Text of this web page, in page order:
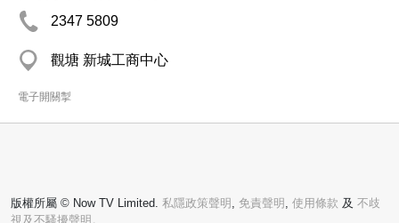
2347 5809
觀塘 新城工商中心
電子開關掣
版權所屬 © Now TV Limited. 私隱政策聲明 , 免責聲明 , 使用條款 及 不歧
視及不騷擾聲明。